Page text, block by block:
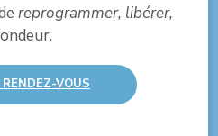
reprogrammer, libérer,
VOUS